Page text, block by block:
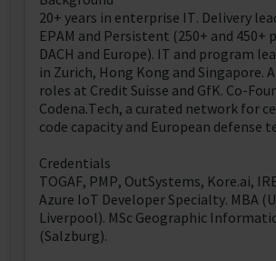
20+ years in enterprise IT. Delivery
EPAM and Persistent (250+ and 450+
DACH and Europe). IT and program
in Zurich, Hong Kong and Singapore.
roles at Credit Suisse and GfK. Co-
Codena.Tech, a curated network for
code capacity and European defense
Credentials
TOGAF, PMP, OutSystems, Kore.ai,
Azure IoT Developer Specialty. MBA
Liverpool). MSc Geographic
(Salzburg).